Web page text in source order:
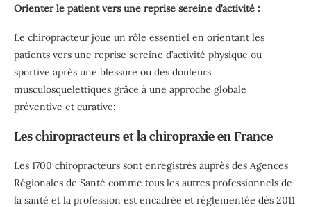
Orienter le patient vers une reprise sereine d’activité :
Le chiropracteur joue un rôle essentiel en orientant les
patients vers une reprise sereine d’activité physique ou
sportive après une blessure ou des douleurs
musculosquelettiques grâce à une approche globale
préventive et curative;
Les chiropracteurs et la chiropraxie en France
Les 1700 chiropracteurs sont enregistrés auprès des Agences
Régionales de Santé comme tous les autres professionnels de
la santé et la profession est encadrée et réglementée dès 2011